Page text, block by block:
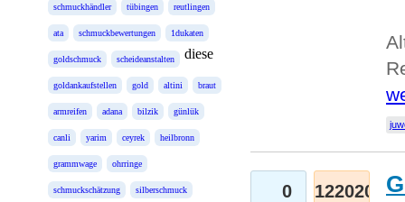
schmuckhändler tübingen reutlingen
ata schmuckbewertungen 1dukaten
goldschmuck scheideanstalten
goldankaufstellen gold altini braut
armreifen adana bilzik günlük
canli yarim ceyrek heilbronn
grammwage ohrringe
schmuckschätzung silberschmuck
diese
0 122020